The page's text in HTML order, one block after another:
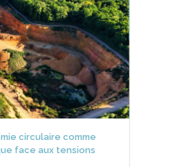
circulaire comme
face aux tensions